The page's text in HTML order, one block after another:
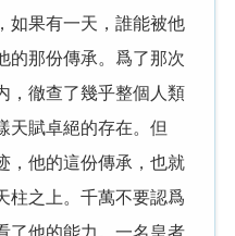
如果有一天，誰能被他
的那份傳承。爲了那次
，徹查了幾乎整個人類
天賦卓絕的存在。但
，他的這份傳承，也就
柱之上。千萬不要認爲